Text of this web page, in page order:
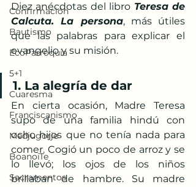
Confirmación
Bautismo
EcoParroquia
5+1
Cuaresma
Franciscanismo
Medjugorje
BoanoiTe
Sacramentos
Diez anécdotas del libro Teresa de
Calcuta. La persona, más útiles
que las palabras para explicar el
evangelio y su misión.
1. La alegría de dar
En cierta ocasión, Madre Teresa
supo de una familia hindú con
ocho hijos que no tenía nada para
comer. Cogió un poco de arroz y se
lo llevó; los ojos de los niños
brillaban de hambre. Su madre